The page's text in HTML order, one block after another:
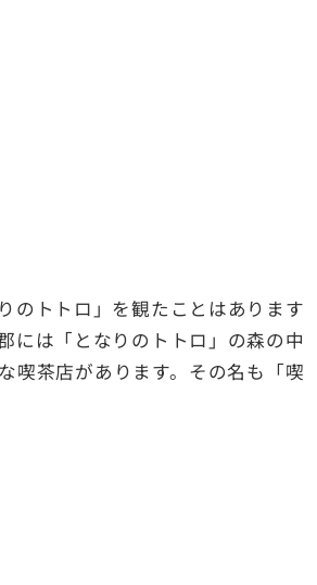
のトトロ」を観たことはあります
には「となりのトトロ」の森の中
喫茶店があります。その名も「喫